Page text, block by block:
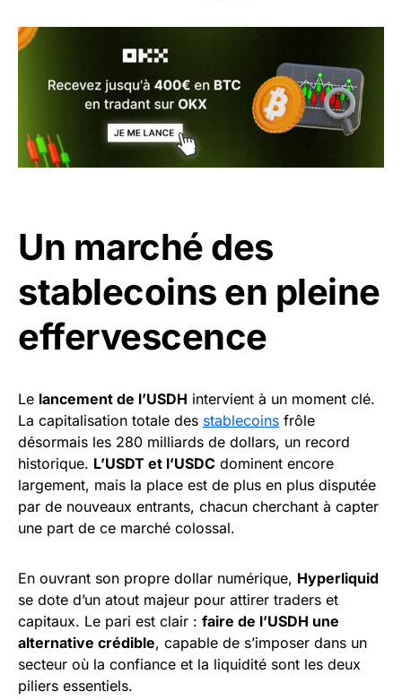
Un marché des
stablecoins en pleine
effervescence
Le lancement de l’USDH intervient à un moment clé.
La capitalisation totale des stablecoins frôle
désormais les 280 milliards de dollars, un record
historique. L’USDT et l’USDC dominent encore
largement, mais la place est de plus en plus disputée
par de nouveaux entrants, chacun cherchant à capter
une part de ce marché colossal.
En ouvrant son propre dollar numérique, Hyperliquid
se dote d’un atout majeur pour attirer traders et
capitaux. Le pari est clair : faire de l’USDH une
alternative crédible, capable de s’imposer dans un
secteur où la confiance et la liquidité sont les deux
piliers essentiels.